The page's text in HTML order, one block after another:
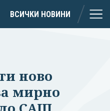
ВСИЧКИ НОВИНИ
ново
мирно